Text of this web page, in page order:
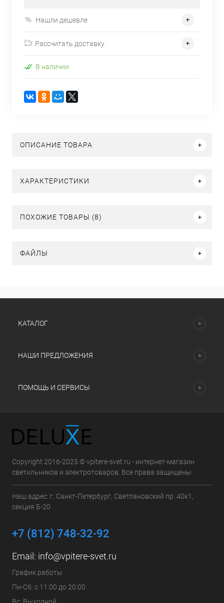
Нашли дешевле
Рассчитать доставку
В наличии
ОПИСАНИЕ ТОВАРА
ХАРАКТЕРИСТИКИ
ПОХОЖИЕ ТОВАРЫ (8)
ФАЙЛЫ
КАТАЛОГ
НАШИ ПРЕДЛОЖЕНИЯ
ПОМОЩЬ И СЕРВИСЫ
Copyright 2016-2025 © vpitere-svet.ru - интернет-магазин
светильников и электротоваров. Все права защищены.
Наш адрес: г. Санкт-Петербург, Светлановский пр. 40к1,
секция Б-20
+7 (812) 748-32-92
Email: info@vpitere-svet.ru
График работы
Пн-Сб: с 11:00 до 20:00